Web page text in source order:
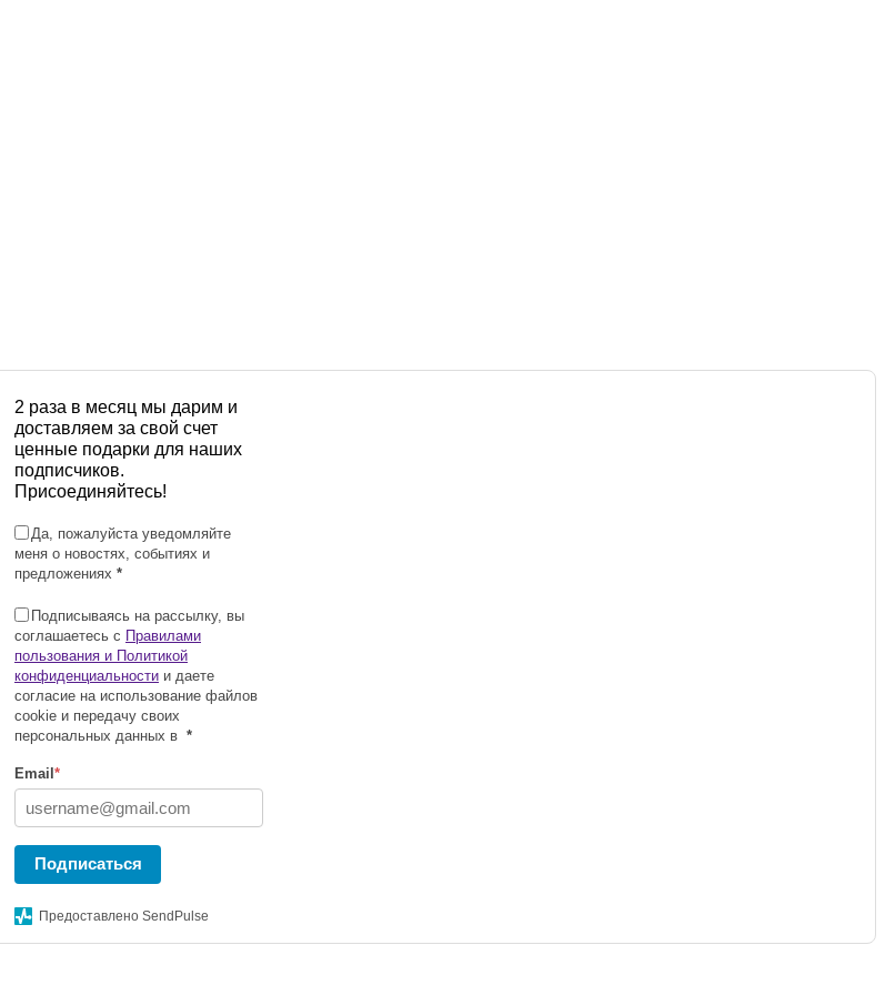
2 раза в месяц мы дарим и
доставляем за свой счет
ценные подарки для наших
подписчиков.
Присоединяйтесь!
Да, пожалуйста уведомляйте
меня о новостях, событиях и
предложениях *
Подписываясь на рассылку, вы
соглашаетесь с Правилами
пользования и Политикой
конфиденциальности и даете
согласие на использование файлов
cookie и передачу своих
персональных данных в *
Email *
Подписаться
Предоставлено SendPulse